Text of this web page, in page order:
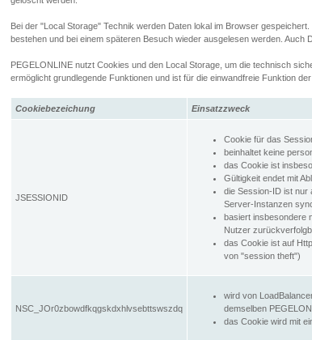
Bei der "Local Storage" Technik werden Daten lokal im Browser
bestehen und bei einem späteren Besuch wieder ausgelesen werden.
PEGELONLINE nutzt Cookies und den Local Storage, um die technisch
ermöglicht grundlegende Funktionen und ist für die einwandfreie Funktion
Cookiebezeichung Einsatzzweck
JSESSIONID
Cookie für das
beinhaltet keine
das Cookie ist
Gültigkeit endet mit
die Session-ID ist nur
Server-Instanzen
basiert insbesondere
Nutzer
das Cookie ist auf
von "session theft")
NSC_JOr0zbowdfkqgskdxhlvsebttswszdq
wird von
demselben
das Cookie wird mit